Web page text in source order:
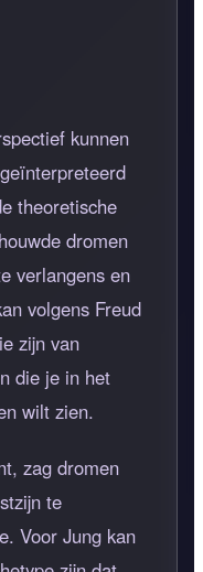
kunnen
theoretische
dromen
verlangens en
volgens Freud
zijn van
die je in het
wilt zien.
zag dromen
te
Voor Jung kan